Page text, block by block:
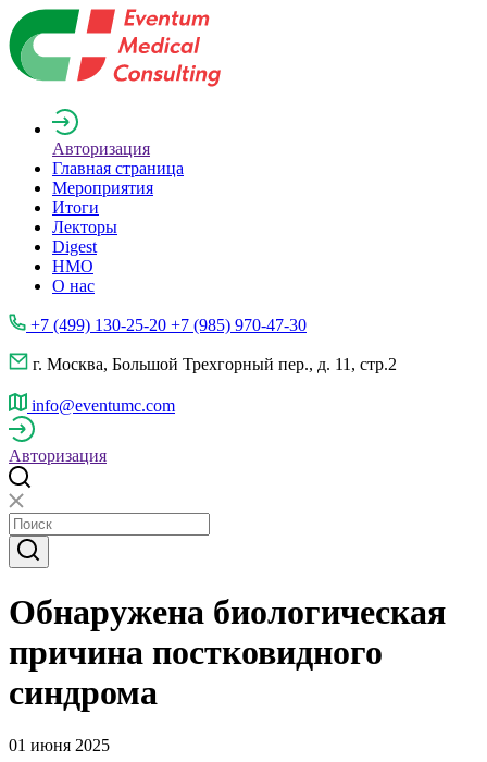
Авторизация
Главная страница
Мероприятия
Итоги
Лекторы
Digest
НМО
О нас
+7 (499) 130-25-20 +7 (985) 970-47-30
г. Москва, Большой Трехгорный пер., д. 11, стр.2
info@eventumc.com
Авторизация
Обнаружена биологическая
причина постковидного
синдрома
01 июня 2025